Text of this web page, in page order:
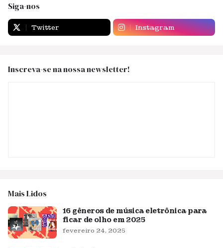
Siga-nos
Twitter Instagram
Inscreva-se na nossa newsletter!
Mais Lidos
16 gêneros de música eletrônica para
ficar de olho em 2025
fevereiro 24, 2025